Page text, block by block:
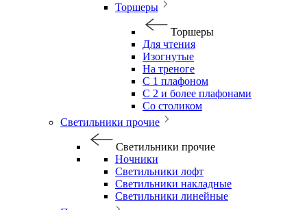
Торшеры
Торшеры
Для чтения
Изогнутые
На треноге
С 1 плафоном
С 2 и более плафонами
Со столиком
Светильники прочие
Светильники прочие
Ночники
Светильники лофт
Светильники накладные
Светильники линейные